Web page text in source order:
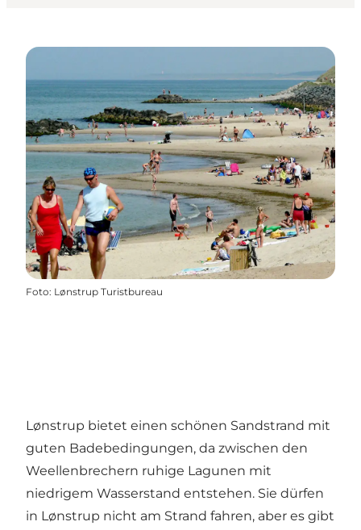
Foto: Lønstrup Turistbureau
Lønstrup bietet einen schönen Sandstrand mit
guten Badebedingungen, da zwischen den
Weellenbrechern ruhige Lagunen mit
niedrigem Wasserstand entstehen. Sie dürfen
in Lønstrup nicht am Strand fahren, aber es gibt